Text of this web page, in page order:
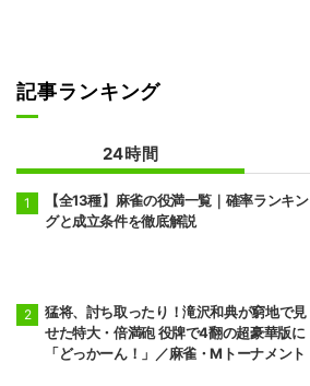
記事ランキング
24時間
【全13種】麻雀の役満一覧｜確率ランキン
グと成立条件を徹底解説
猛将、討ち取ったり！滝沢和典が窮地で見
せた特大・倍満砲 役牌で4翻の超豪華版に
「どっかーん！」／麻雀・Mトーナメント